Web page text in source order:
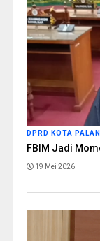
DPRD KOTA
FBIM Jadi
19 Mei 2026